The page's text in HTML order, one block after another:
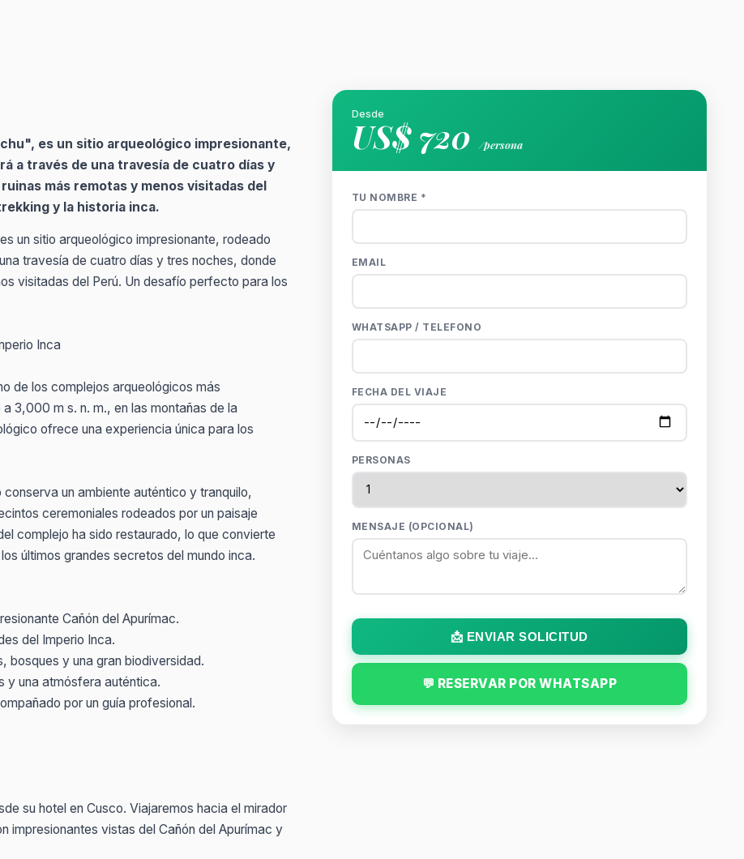
es un sitio arqueológico impresionante,
a través de una travesía de cuatro días y
más remotas y menos visitadas del
y la historia inca.
un sitio arqueológico impresionante, rodeado
travesía de cuatro días y tres noches, donde
visitadas del Perú. Un desafío perfecto para los
Inca
de los complejos arqueológicos más
3,000 m s. n. m., en las montañas de la
ofrece una experiencia única para los
un ambiente auténtico y tranquilo,
ceremoniales rodeados por un paisaje
complejo ha sido restaurado, lo que convierte
últimos grandes secretos del mundo inca.
Cañón del Apurímac.
del Imperio Inca.
bosques y una gran biodiversidad.
y una atmósfera auténtica.
por un guía profesional.
su hotel en Cusco. Viajaremos hacia el mirador
impresionantes vistas del Cañón del Apurímac y
Desde
US$ 720 /persona
TU NOMBRE *
EMAIL
WHATSAPP / TELEFONO
FECHA DEL VIAJE
PERSONAS
MENSAJE (OPCIONAL)
📩 ENVIAR SOLICITUD
💬 RESERVAR POR WHATSAPP